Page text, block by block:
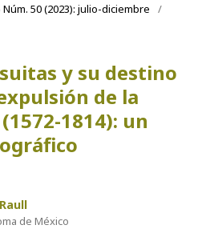
Núm. 50 (2023): julio-diciembre
/
y su destino
de la
1814): un
de México